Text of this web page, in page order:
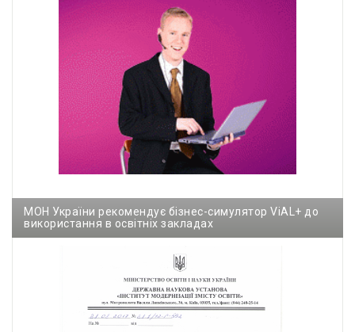
МОН України рекомендує бізнес-симулятор ViAL+ до
використання в освітніх закладах